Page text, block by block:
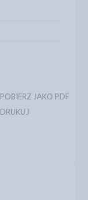
POBIERZ JAKO PDF
DRUKUJ